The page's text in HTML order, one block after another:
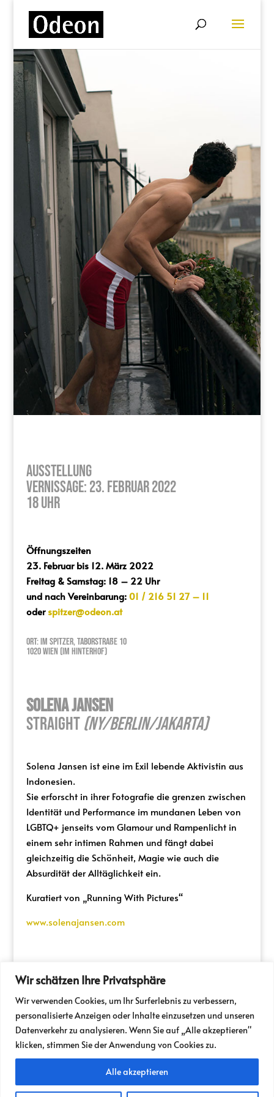
Wir schätzen Ihre Privatsphäre
Wir verwenden Cookies, um Ihr Surferlebnis zu verbessern,
personalisierte Anzeigen oder Inhalte einzusetzen und unseren
Datenverkehr zu analysieren. Wenn Sie auf „Alle akzeptieren"
klicken, stimmen Sie der Anwendung von Cookies zu.
Alle akzeptieren
Ausstellung
Vernissage: 23. Februar 2022
18 Uhr
Öffnungszeiten
23. Februar bis 12. März 2022
Freitag & Samstag: 18 – 22 Uhr
und nach Vereinbarung:01 / 216 51 27 – 11
oderspitzer@odeon.at
Ort: Im Spitzer, Taborstraße 10
1020 Wien (Im Hinterhof)
Solena Jansen
Straight(NY/Berlin/Jakarta)
Solena Jansen ist eine im Exil lebende Aktivistin aus
Indonesien.
Sie erforscht in ihrer Fotografie die grenzen zwischen
Identität und Performance im mundanen Leben von
LGBTQ+ jenseits vom Glamour und Rampenlicht in
einem sehr intimen Rahmen und fängt dabei
gleichzeitig die Schönheit, Magie wie auch die
Absurdität der Alltäglichkeit ein.
Kuratiert von „Running With Pictures“
www.solenajansen.com
PRESSE
PARTNER
NEWSLETTER / FOLDER
TICKETSHOP
IM SPITZER
MILIEUKINO
JOBS
VERMIETUNG
IMPRESSUM